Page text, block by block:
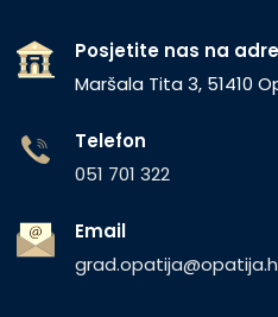
Posjetite nas na
Maršala Tita 3, 51410
Telefon
051 701 322
Email